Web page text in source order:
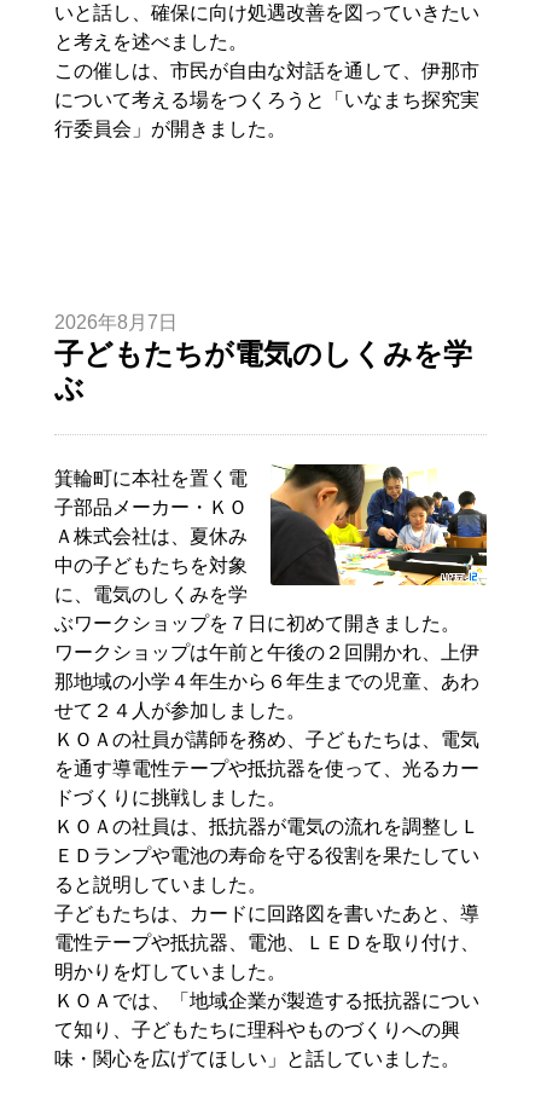
いと話し、確保に向け処遇改善を図っていきたい
と考えを述べました。
この催しは、市民が自由な対話を通して、伊那市
について考える場をつくろうと「いなまち探究実
行委員会」が開きました。
2026年8月7日
子どもたちが電気のしくみを学
ぶ
箕輪町に本社を置く電
子部品メーカー・ＫＯ
Ａ株式会社は、夏休み
中の子どもたちを対象
に、電気のしくみを学
ぶワークショップを７日に初めて開きました。
ワークショップは午前と午後の２回開かれ、上伊
那地域の小学４年生から６年生までの児童、あわ
せて２４人が参加しました。
ＫＯＡの社員が講師を務め、子どもたちは、電気
を通す導電性テープや抵抗器を使って、光るカー
ドづくりに挑戦しました。
ＫＯＡの社員は、抵抗器が電気の流れを調整しＬ
ＥＤランプや電池の寿命を守る役割を果たしてい
ると説明していました。
子どもたちは、カードに回路図を書いたあと、導
電性テープや抵抗器、電池、ＬＥＤを取り付け、
明かりを灯していました。
ＫＯＡでは、「地域企業が製造する抵抗器につい
て知り、子どもたちに理科やものづくりへの興
味・関心を広げてほしい」と話していました。